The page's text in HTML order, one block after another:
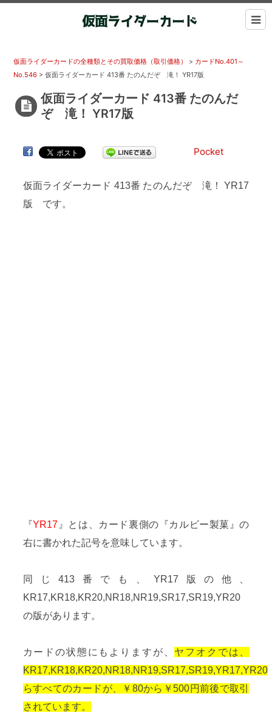
仮面ライダーカードの全種類とその買取価格（取引価格） > カードNo.401～
No.546 >仮面ライダーカード 413番 たのんだぞ 滝！ YR17版
仮面ライダーカード 413番 たのんだ
ぞ 滝！ YR17版
Pocket
仮面ライダーカード 413番 たのんだぞ 滝！ YR17
版 です。
『YR17 』とは、カード裏側の『カルビー製菓』の
右に書かれた記号を意味しています。
同じ413番でも、YR17版の他、
KR17,KR18,KR20,NR18,NR19,SR17,SR19,YR20
の版があります。
カードの状態にもよりますが、 ヤフオクでは、
KR17,KR18,KR20,NR18,NR19,SR17,SR19,YR17,YR20
らすべてのカードが、￥80から￥500円前後で取引
されています。